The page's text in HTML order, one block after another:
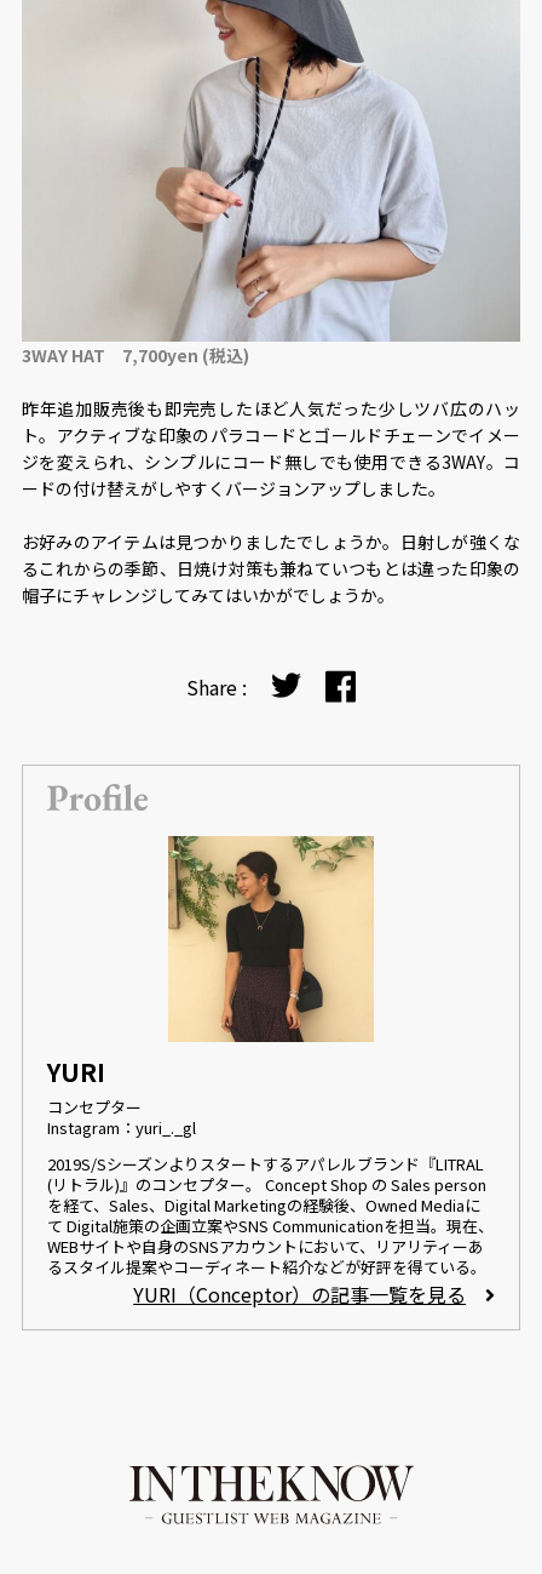
3WAY HAT 7,700yen (税込)
昨年追加販売後も即完売したほど人気だった少しツバ広のハッ
ト。アクティブな印象のパラコードとゴールドチェーンでイメー
ジを変えられ、シンプルにコード無しでも使用できる3WAY。コ
ードの付け替えがしやすくバージョンアップしました。
お好みのアイテムは見つかりましたでしょうか。日射しが強くな
るこれからの季節、日焼け対策も兼ねていつもとは違った印象の
帽子にチャレンジしてみてはいかがでしょうか。
Share :
YURI
コンセプター
Instagram：yuri_._gl
2019S/Sシーズンよりスタートするアパレルブランド『LITRAL
(リトラル)』のコンセプター。 Concept Shop の Sales person
を経て、Sales、Digital Marketingの経験後、Owned Mediaに
て Digital施策の企画立案やSNS Communicationを担当。現在、
WEBサイトや自身のSNSアカウントにおいて、リアリティーあ
るスタイル提案やコーディネート紹介などが好評を得ている。
YURI（Conceptor）の記事一覧を見る